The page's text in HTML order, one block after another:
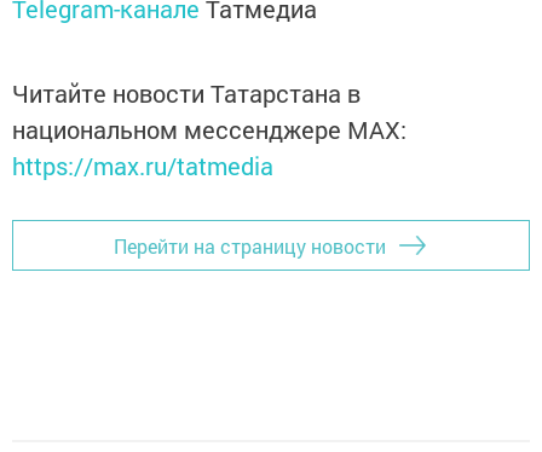
Telegram-канале Татмедиа
Читайте новости Татарстана в
национальном мессенджере MАХ:
https://max.ru/tatmedia
Перейти на страницу новости